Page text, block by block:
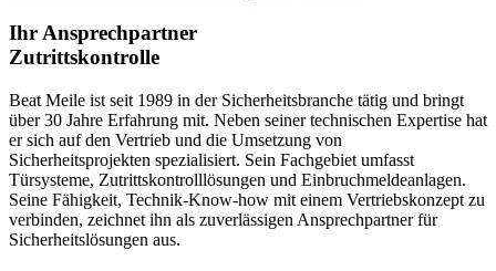
Ihr Ansprechpartner
Zutrittskontrolle
Beat Meile ist seit 1989 in der Sicherheitsbranche tätig und bringt
über 30 Jahre Erfahrung mit. Neben seiner technischen Expertise hat
er sich auf den Vertrieb und die Umsetzung von
Sicherheitsprojekten spezialisiert. Sein Fachgebiet umfasst
Türsysteme, Zutrittskontrolllösungen und Einbruchmeldeanlagen.
Seine Fähigkeit, Technik-Know-how mit einem Vertriebskonzept zu
verbinden, zeichnet ihn als zuverlässigen Ansprechpartner für
Sicherheitslösungen aus.